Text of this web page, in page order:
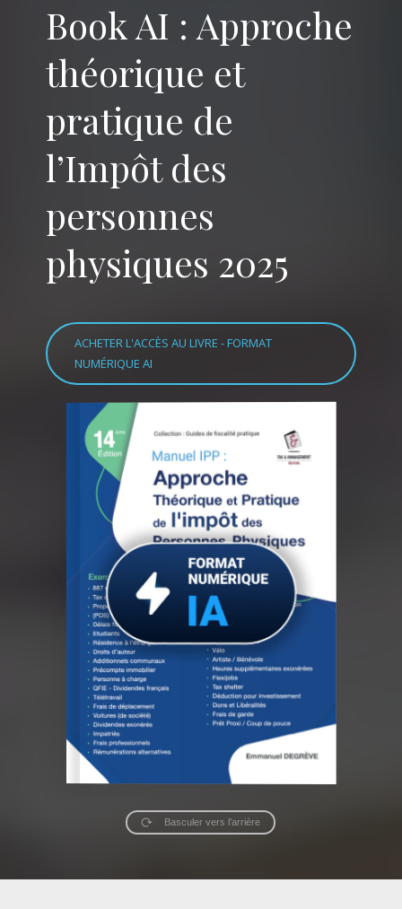
Book AI : Approche
théorique et
pratique de
l’Impôt des
personnes
physiques 2025
ACHETER L'ACCÈS AU LIVRE - FORMAT
NUMÉRIQUE AI
Basculer vers l’arrière